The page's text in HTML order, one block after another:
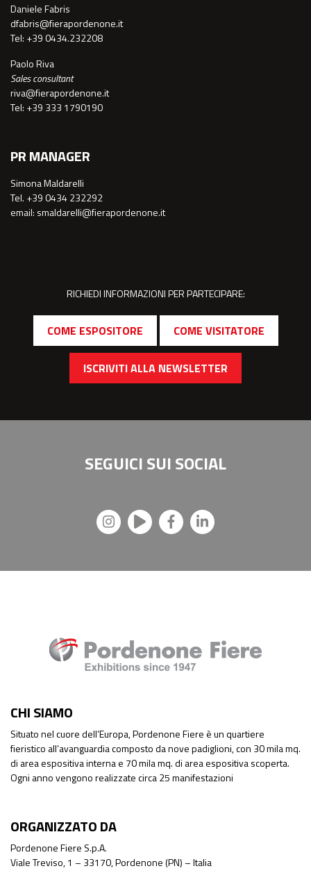
Daniele Fabris
dfabris@fierapordenone.it
Tel: +39 0434.232208
Paolo Riva
Sales consultant
riva@fierapordenone.it
Tel: +39 333 1790190
PR MANAGER
Simona Maldarelli
Tel. +39 0434 232292
email: smaldarelli@fierapordenone.it
RICHIEDI INFORMAZIONI PER PARTECIPARE:
COME ESPOSITORE COME VISITATORE
ISCRIVITI ALLA NEWSLETTER
SEGUICI SUISOCIAL
CHI SIAMO
Situato nel cuore dell’Europa, Pordenone Fiere è un quartiere
fieristico all’avanguardia composto da nove padiglioni, con 30 mila mq.
di area espositiva interna e 70 mila mq. di area espositiva scoperta.
Ogni anno vengono realizzate circa 25 manifestazioni
ORGANIZZATO DA
Pordenone Fiere S.p.A.
Viale Treviso, 1 – 33170, Pordenone (PN) – Italia